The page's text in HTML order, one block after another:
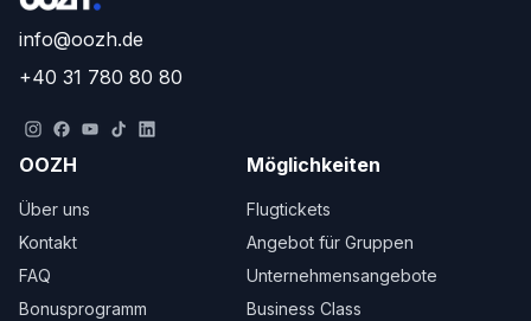
info@oozh.de
+40 31 780 80 80
OOZH
Über uns
Kontakt
FAQ
Bonusprogramm
Möglichkeiten
Flugtickets
Angebot für Gruppen
Unternehmensangebote
Business Class